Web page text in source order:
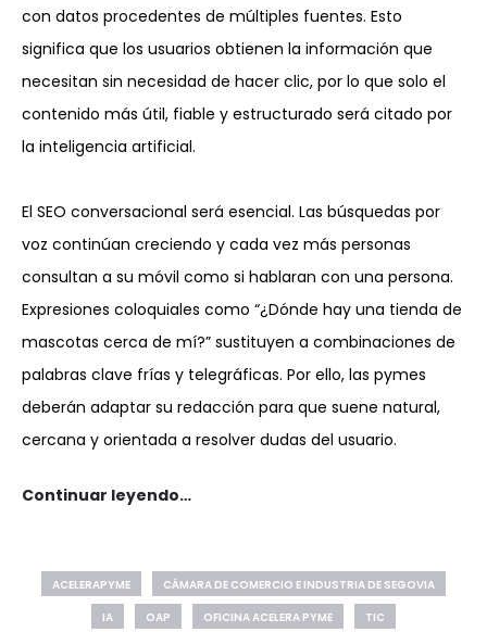
con datos procedentes de múltiples fuentes. Esto
significa que los usuarios obtienen la información que
necesitan sin necesidad de hacer clic, por lo que solo el
contenido más útil, fiable y estructurado será citado por
la inteligencia artificial.
El SEO conversacional será esencial. Las búsquedas por
voz continúan creciendo y cada vez más personas
consultan a su móvil como si hablaran con una persona.
Expresiones coloquiales como “¿Dónde hay una tienda de
mascotas cerca de mí?” sustituyen a combinaciones de
palabras clave frías y telegráficas. Por ello, las pymes
deberán adaptar su redacción para que suene natural,
cercana y orientada a resolver dudas del usuario.
Continuar leyendo…
ACELERAPYME
CÁMARA DE COMERCIO E INDUSTRIA DE SEGOVIA
IA
OAP OFICINA ACELERA PYME TIC